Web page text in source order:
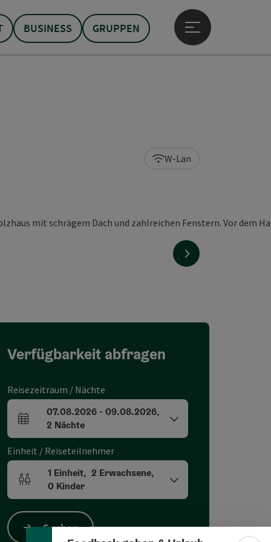
BUSINESS GRUPPEN
Hauptmenü öffnen
nächstes Element
W-Lan
Verfügbarkeit abfragen
Reisezeitraum / Nächte
An- und Abreisefelder
07.08.2026- 09.08.2026,
2 Nächte
Einheit / Reiseteilnehmer
Einheitenanzahl und Personenfelder
1 Einheit, 2 Erwachsene,
0 Kinder
Suchen